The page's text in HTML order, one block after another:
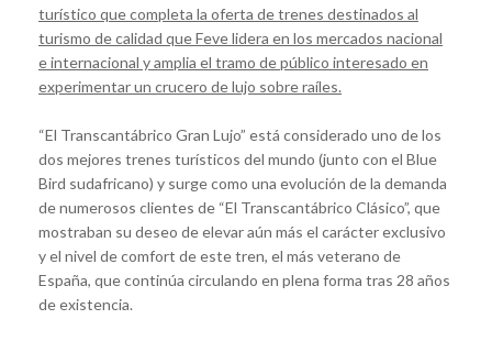
turístico que completa la oferta de trenes destinados al
turismo de calidad que Feve lidera en los mercados nacional
e internacional y amplia el tramo de público interesado en
experimentar un crucero de lujo sobre raíles.
“El Transcantábrico Gran Lujo” está considerado uno de los
dos mejores trenes turísticos del mundo (junto con el Blue
Bird sudafricano) y surge como una evolución de la demanda
de numerosos clientes de “El Transcantábrico Clásico”, que
mostraban su deseo de elevar aún más el carácter exclusivo
y el nivel de comfort de este tren, el más veterano de
España, que continúa circulando en plena forma tras 28 años
de existencia.